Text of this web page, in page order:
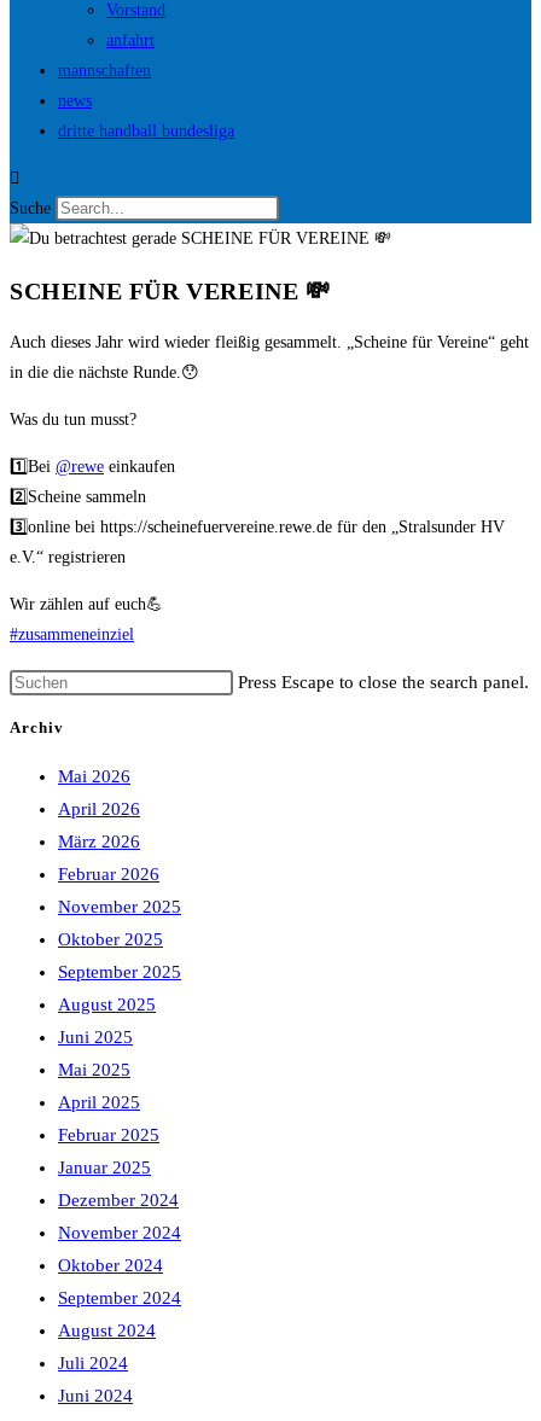
Vorstand
anfahrt
mannschaften
news
dritte handball bundesliga
Suche
SCHEINE FÜR VEREINE 💸
Auch dieses Jahr wird wieder fleißig gesammelt. „Scheine für Vereine“ geht
in die die nächste Runde.😯
Was du tun musst?
1️⃣Bei @rewe einkaufen
2️⃣Scheine sammeln
3️⃣online bei https://scheinefuervereine.rewe.de für den „Stralsunder HV
e.V.“ registrieren
Wir zählen auf euch💪
#zusammeneinziel
Press Escape to close the search panel.
Archiv
Mai 2026
April 2026
März 2026
Februar 2026
November 2025
Oktober 2025
September 2025
August 2025
Juni 2025
Mai 2025
April 2025
Februar 2025
Januar 2025
Dezember 2024
November 2024
Oktober 2024
September 2024
August 2024
Juli 2024
Juni 2024